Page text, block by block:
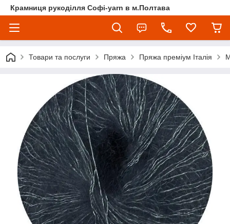
Крамниця рукоділля Софі-yarn в м.Полтава
Товари та послуги Пряжа Пряжа преміум Італія